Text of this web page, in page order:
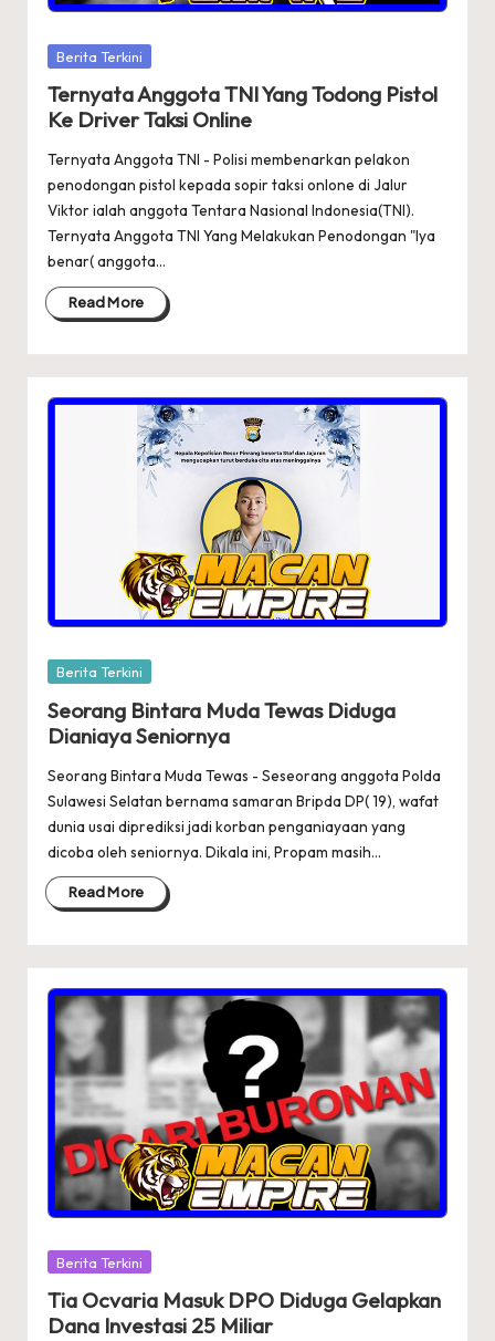
Posted
Berita Terkini
Ternyata Anggota TNI Yang Todong Pistol
Ke Driver Taksi Online
Ternyata Anggota TNI - Polisi membenarkan pelakon
penodongan pistol kepada sopir taksi onlone di Jalur
Viktor ialah anggota Tentara Nasional Indonesia(TNI).
Ternyata Anggota TNI Yang Melakukan Penodongan "Iya
benar( anggota…
Read More
Posted
Berita Terkini
Seorang Bintara Muda Tewas Diduga
Dianiaya Seniornya
Seorang Bintara Muda Tewas - Seseorang anggota Polda
Sulawesi Selatan bernama samaran Bripda DP( 19), wafat
dunia usai diprediksi jadi korban penganiayaan yang
dicoba oleh seniornya. Dikala ini, Propam masih…
Read More
Posted
Berita Terkini
Tia Ocvaria Masuk DPO Diduga Gelapkan
Dana Investasi 25 Miliar